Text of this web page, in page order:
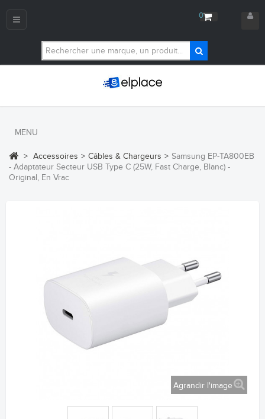
0
Navigation
MENU
> Accessoires > Câbles & Chargeurs > Samsung EP-TA800EB
- Adaptateur Secteur USB Type C (25W, Fast Charge, Blanc) -
Original, En Vrac
Agrandir l'image